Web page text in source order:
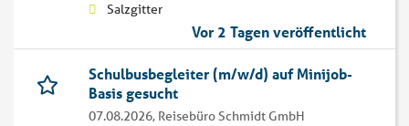
Salzgitter
Vor 2 Tagen veröffentlicht
Schulbusbegleiter (m/w/d) auf Minijob-
Basis gesucht
07.08.2026, Reisebüro Schmidt GmbH